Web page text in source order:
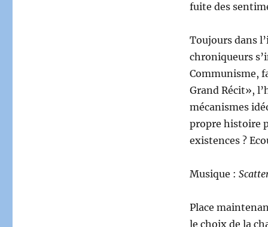
fuite des
Toujours dans
chroniqueurs
Communisme,
Grand Récit»,
mécanismes
propre histoire
existences ?
Musique :
Place
le choix de la